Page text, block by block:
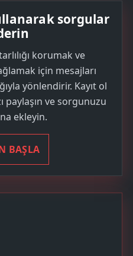
sorgular
korumak ve
için mesajları
yönlendirir. Kayıt ol
paylaşın ve sorgunuzu
ekleyin.
BAŞLA